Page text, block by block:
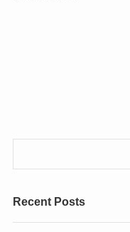
Recent Posts